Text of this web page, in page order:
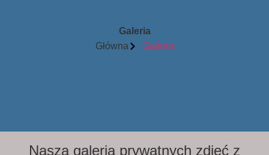
Galeria
Główna
Galeria
Nasza galeria prywatnych zdjęć z